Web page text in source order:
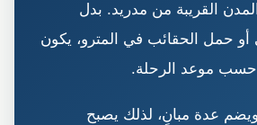
القريبة من مدريد. بدل
حمل الحقائب في المترو، يكون
حسب موعد الرحلة.
عدة مبانٍ، لذلك يصبح